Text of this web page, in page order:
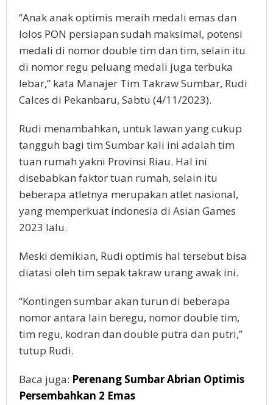
“Anak anak optimis meraih medali emas dan
lolos PON persiapan sudah maksimal, potensi
medali di nomor double tim dan tim, selain itu
di nomor regu peluang medali juga terbuka
lebar,” kata Manajer Tim Takraw Sumbar, Rudi
Calces di Pekanbaru, Sabtu (4/11/2023).
Rudi menambahkan, untuk lawan yang cukup
tangguh bagi tim Sumbar kali ini adalah tim
tuan rumah yakni Provinsi Riau. Hal ini
disebabkan faktor tuan rumah, selain itu
beberapa atletnya merupakan atlet nasional,
yang memperkuat indonesia di Asian Games
2023 lalu.
Meski demikian, Rudi optimis hal tersebut bisa
diatasi oleh tim sepak takraw urang awak ini.
“Kontingen sumbar akan turun di beberapa
nomor antara lain beregu, nomor double tim,
tim regu, kodran dan double putra dan putri,”
tutup Rudi.
Baca juga: Perenang Sumbar Abrian Optimis
Persembahkan 2 Emas